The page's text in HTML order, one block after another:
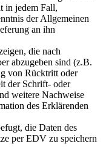
in jedem Fall,
der Allgemeinen
an ihn
die nach
abzugeben sind (z.B.
von Rücktritt oder
der Schrift- oder
weitere Nachweise
des Erklärenden
die Daten des
per EDV zu speichern